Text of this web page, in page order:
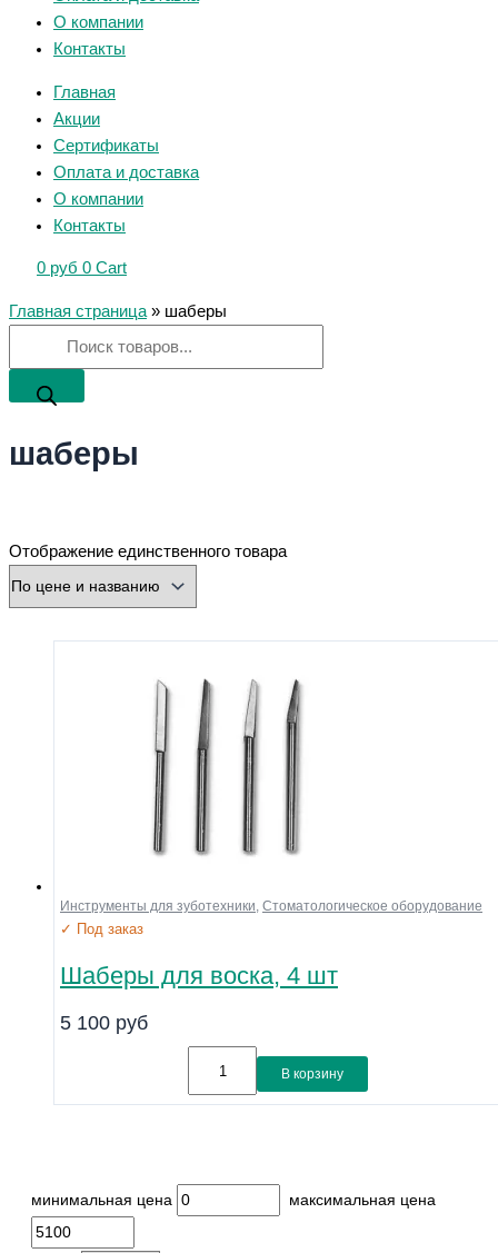
О компании
Контакты
Главная
Акции
Сертификаты
Оплата и доставка
О компании
Контакты
0 руб 0 Cart
Главная страница » шаберы
минимальная цена максимальная цена
шаберы
Бренд
Диаметр хвостовика (мм)
Напряжение
Материал
Линейка
Отображение единственного товара
Инструменты для зуботехники, Стоматологическое оборудование
✓ Под заказ
Шаберы для воска, 4 шт
5 100 руб
В корзину